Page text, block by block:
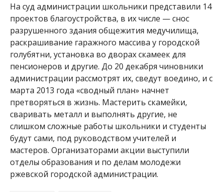
На суд администрации школьники представили 14
проектов благоустройства, в их числе — снос
разрушенного здания общежития медучилища,
раскрашивание гаражного массива у городской
голубятни, установка во дворах скамеек для
пенсионеров и другие. До 20 декабря чиновники
администрации рассмотрят их, сведут воедино, и с
марта 2013 года «сводный план» начнет
претворяться в жизнь. Мастерить скамейки,
сваривать металл и выполнять другие, не
слишком сложные работы школьники и студенты
будут сами, под руководством учителей и
мастеров. Организаторами акции выступили
отделы образования и по делам молодежи
ржевской городской администрации.